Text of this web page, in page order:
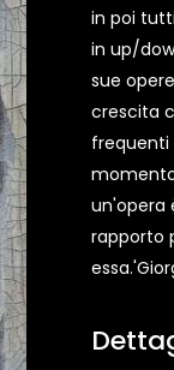
in poi
in up/
sue
crescita
frequenti
un'opera
rapporto